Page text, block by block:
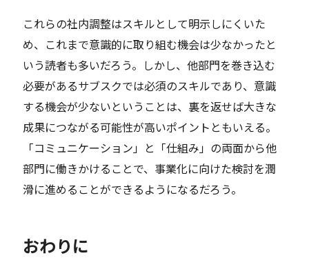
これらの社内調整はスキルとして明示しにくいた
め、これまで意識的に取り組む機会は少なかったと
いう読者も多いだろう。しかし、他部門を巻き込む
必要があるサブスクでは必須のスキルであり、意識
する機会が少ないということは、裏を返せば大きな
成果につながる可能性が高いポイントともいえる。
「コミュニケーション」と「仕組み」の両面から他
部門に働きかけることで、事業化に向けた検討を潤
滑に進めることができるようになるだろう。
おわりに